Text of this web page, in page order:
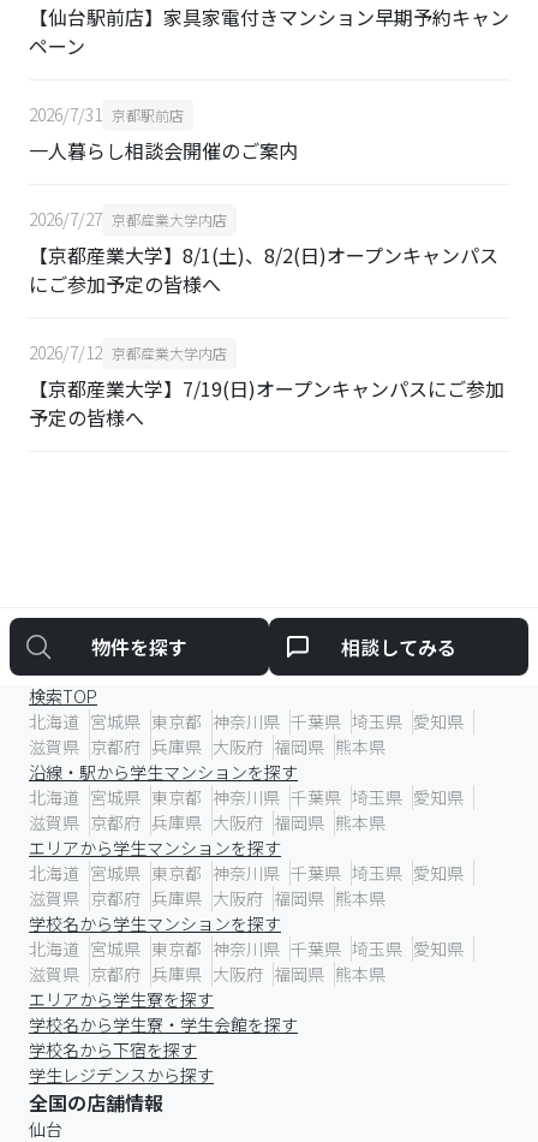
【仙台駅前店】家具家電付きマンション早期予約キャン
ペーン
2026/7/31 京都駅前店
一人暮らし相談会開催のご案内
2026/7/27 京都産業大学内店
【京都産業大学】8/1(土)、8/2(日)オープンキャンパス
にご参加予定の皆様へ
2026/7/12 京都産業大学内店
【京都産業大学】7/19(日)オープンキャンパスにご参加
予定の皆様へ
物件を探す 相談してみる
学生マンションを探す
検索TOP
北海道 宮城県 東京都 神奈川県 千葉県 埼玉県 愛知県
滋賀県 京都府 兵庫県 大阪府 福岡県 熊本県
沿線・駅から学生マンションを探す
北海道 宮城県 東京都 神奈川県 千葉県 埼玉県 愛知県
滋賀県 京都府 兵庫県 大阪府 福岡県 熊本県
エリアから学生マンションを探す
北海道 宮城県 東京都 神奈川県 千葉県 埼玉県 愛知県
滋賀県 京都府 兵庫県 大阪府 福岡県 熊本県
学校名から学生マンションを探す
北海道 宮城県 東京都 神奈川県 千葉県 埼玉県 愛知県
滋賀県 京都府 兵庫県 大阪府 福岡県 熊本県
エリアから学生寮を探す
学校名から学生寮・学生会館を探す
学校名から下宿を探す
学生レジデンスから探す
全国の店舗情報
仙台